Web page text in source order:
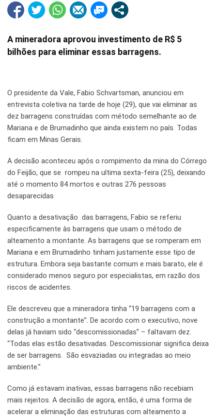
A mineradora aprovou investimento de R$ 5
bilhões para eliminar essas barragens.
O presidente da Vale, Fabio Schvartsman, anunciou em
entrevista coletiva na tarde de hoje (29), que vai eliminar as
dez barragens construídas com método semelhante ao de
Mariana e de Brumadinho que ainda existem no país. Todas
ficam em Minas Gerais.
A decisão aconteceu após o rompimento da mina do Córrego
do Feijão, que se rompeu na ultima sexta-feira (25), deixando
até o momento 84 mortos e outras 276 pessoas
desaparecidas
Quanto a desativação das barragens, Fabio se referiu
especificamente às barragens que usam o método de
alteamento a montante. As barragens que se romperam em
Mariana e em Brumadinho tinham justamente esse tipo de
estrutura. Embora seja bastante comum e mais barato, ele é
considerado menos seguro por especialistas, em razão dos
riscos de acidentes.
Ele descreveu que a mineradora tinha “19 barragens com a
construção a montante”. De acordo com o executivo, nove
delas já haviam sido “descomissionadas” – faltavam dez.
“Todas elas estão desativadas. Descomissionar significa deixa
de ser barragens. São esvaziadas ou integradas ao meio
ambiente.”
Como já estavam inativas, essas barragens não recebiam
mais rejeitos. A decisão de agora, então, é uma forma de
acelerar a eliminação das estruturas com alteamento a